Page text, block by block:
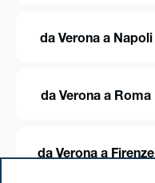
da Verona a Napoli
da Verona a Roma
da Verona a Firenze